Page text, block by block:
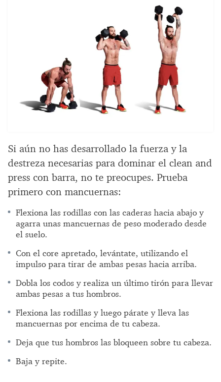
Si aún no has desarrollado la fuerza y la
destreza necesarias para dominar el clean and
press con barra, no te preocupes. Prueba
primero con mancuernas:
Flexiona las rodillas con las caderas hacia abajo y
agarra unas mancuernas de peso moderado desde
el suelo.
Con el core apretado, levántate, utilizando el
impulso para tirar de ambas pesas hacia arriba.
Dobla los codos y realiza un último tirón para llevar
ambas pesas a tus hombros.
Flexiona las rodillas y luego párate y lleva las
mancuernas por encima de tu cabeza.
Deja que tus hombros las bloqueen sobre tu cabeza.
Baja y repite.